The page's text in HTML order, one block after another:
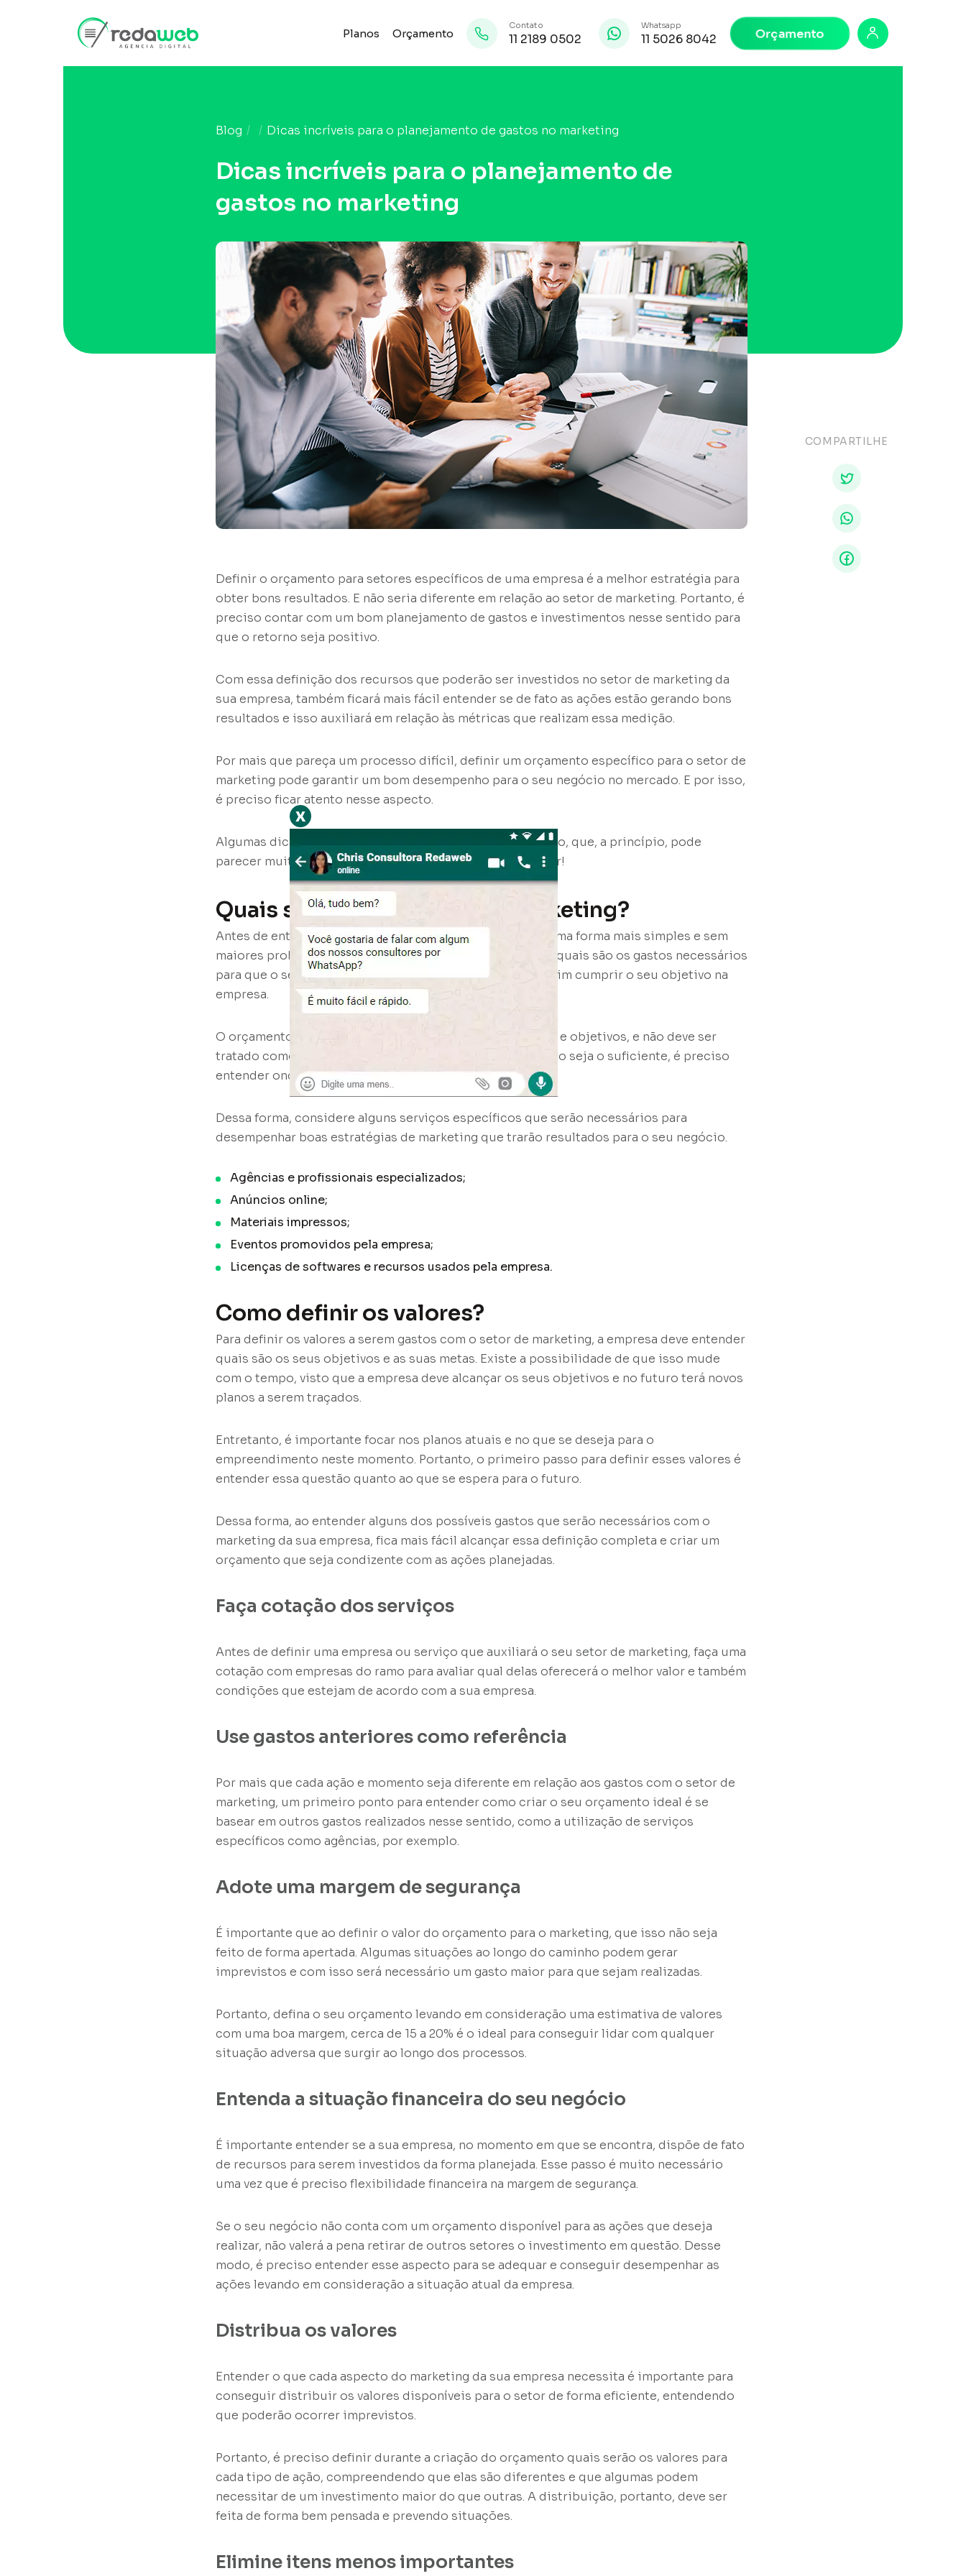
Planos Orçamento
Contato
11 2189 0502
Whatsapp
11 5026 8042 Orçamento
Blog Dicas incríveis para o planejamento de gastos no marketing
Dicas incríveis para o planejamento de
gastos no marketing
Definir o orçamento para setores específicos de uma empresa é a melhor estratégia para
obter bons resultados. E não seria diferente em relação ao setor de marketing. Portanto, é
preciso contar com um bom planejamento de gastos e investimentos nesse sentido para
que o retorno seja positivo.
Com essa definição dos recursos que poderão ser investidos no setor de marketing da
sua empresa, também ficará mais fácil entender se de fato as ações estão gerando bons
resultados e isso auxiliará em relação às métricas que realizam essa medição.
Por mais que pareça um processo difícil, definir um orçamento específico para o setor de
marketing pode garantir um bom desempenho para o seu negócio no mercado. E por isso,
é preciso ficar atento nesse aspecto.
Algumas dicas podem simplificar um pouco esse processo, que, a princípio, pode
parecer muito desafiador. Confira mais sobre isso a seguir!
Quais são os gastos com o marketing?
Antes de entender como o orçamento pode ser feito de uma forma mais simples e sem
maiores problemas no futuro, é necessário compreender quais são os gastos necessários
para que o setor funcione de forma positiva e consiga assim cumprir o seu objetivo na
empresa.
O orçamento deve ser definido com base em informações e objetivos, e não deve ser
tratado como um número aleatório. Para que o valor de fato seja o suficiente, é preciso
entender onde investir esse recurso.
Dessa forma, considere alguns serviços específicos que serão necessários para
desempenhar boas estratégias de marketing que trarão resultados para o seu negócio.
Agências e profissionais especializados;
Anúncios online;
Materiais impressos;
Eventos promovidos pela empresa;
Licenças de softwares e recursos usados pela empresa.
Como definir os valores?
Para definir os valores a serem gastos com o setor de marketing, a empresa deve entender
quais são os seus objetivos e as suas metas. Existe a possibilidade de que isso mude
com o tempo, visto que a empresa deve alcançar os seus objetivos e no futuro terá novos
planos a serem traçados.
Entretanto, é importante focar nos planos atuais e no que se deseja para o
empreendimento neste momento. Portanto, o primeiro passo para definir esses valores é
entender essa questão quanto ao que se espera para o futuro.
Dessa forma, ao entender alguns dos possíveis gastos que serão necessários com o
marketing da sua empresa, fica mais fácil alcançar essa definição completa e criar um
orçamento que seja condizente com as ações planejadas.
Faça cotação dos serviços
Antes de definir uma empresa ou serviço que auxiliará o seu setor de marketing, faça uma
cotação com empresas do ramo para avaliar qual delas oferecerá o melhor valor e também
condições que estejam de acordo com a sua empresa.
Use gastos anteriores como referência
Por mais que cada ação e momento seja diferente em relação aos gastos com o setor de
marketing, um primeiro ponto para entender como criar o seu orçamento ideal é se
basear em outros gastos realizados nesse sentido, como a utilização de serviços
específicos como agências, por exemplo.
Adote uma margem de segurança
É importante que ao definir o valor do orçamento para o marketing, que isso não seja
feito de forma apertada. Algumas situações ao longo do caminho podem gerar
imprevistos e com isso será necessário um gasto maior para que sejam realizadas.
Portanto, defina o seu orçamento levando em consideração uma estimativa de valores
com uma boa margem, cerca de 15 a 20% é o ideal para conseguir lidar com qualquer
situação adversa que surgir ao longo dos processos.
Entenda a situação financeira do seu negócio
É importante entender se a sua empresa, no momento em que se encontra, dispõe de fato
de recursos para serem investidos da forma planejada. Esse passo é muito necessário
uma vez que é preciso flexibilidade financeira na margem de segurança.
Se o seu negócio não conta com um orçamento disponível para as ações que deseja
realizar, não valerá a pena retirar de outros setores o investimento em questão. Desse
modo, é preciso entender esse aspecto para se adequar e conseguir desempenhar as
ações levando em consideração a situação atual da empresa.
Distribua os valores
Entender o que cada aspecto do marketing da sua empresa necessita é importante para
conseguir distribuir os valores disponíveis para o setor de forma eficiente, entendendo
que poderão ocorrer imprevistos.
Portanto, é preciso definir durante a criação do orçamento quais serão os valores para
cada tipo de ação, compreendendo que elas são diferentes e que algumas podem
necessitar de um investimento maior do que outras. A distribuição, portanto, deve ser
feita de forma bem pensada e prevendo situações.
Elimine itens menos importantes
COMPARTILHE
x